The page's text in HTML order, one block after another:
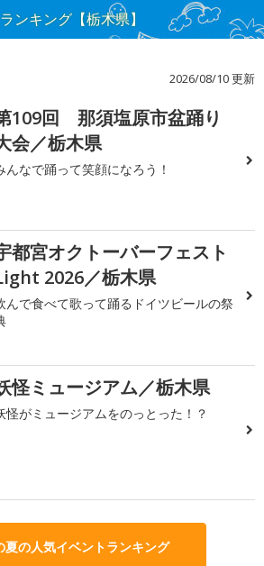
ンキング【栃木県】
2026/08/10 更新
109回 那須塩原市盆踊り
会／栃木県
んなで踊って笑顔になろう！
都宮オクトーバーフェスト
2026／栃木県
んで食べて歌って踊るドイツビールの祭
怪ミュージアム／栃木県
怪がミュージアムをのっとった！？
夏の人気イベントランキング